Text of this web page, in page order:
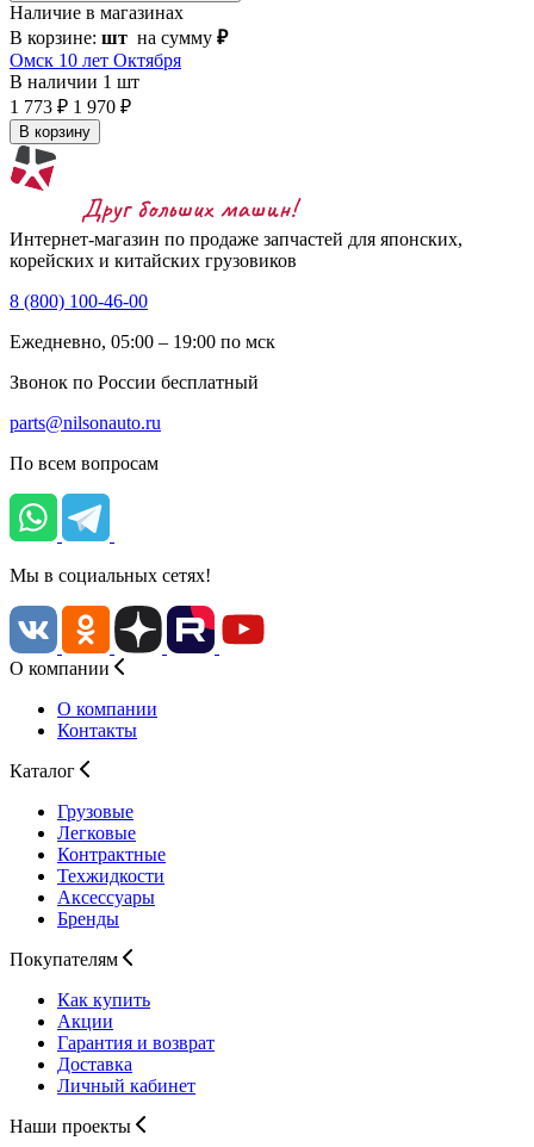
Наличие в магазинах
В корзине: шт на сумму ₽
Омск 10 лет Октября
В наличии 1 шт
1 773 ₽ 1 970 ₽
В корзину
Интернет-магазин по продаже запчастей для японских,
корейских и китайских грузовиков
8 (800) 100-46-00
Ежедневно, 05:00 – 19:00 по мск
Звонок по России бесплатный
parts@nilsonauto.ru
По всем вопросам
Мы в социальных сетях!
О компании
О компании
Контакты
Каталог
Грузовые
Легковые
Контрактные
Техжидкости
Аксессуары
Бренды
Покупателям
Как купить
Акции
Гарантия и возврат
Доставка
Личный кабинет
Наши проекты